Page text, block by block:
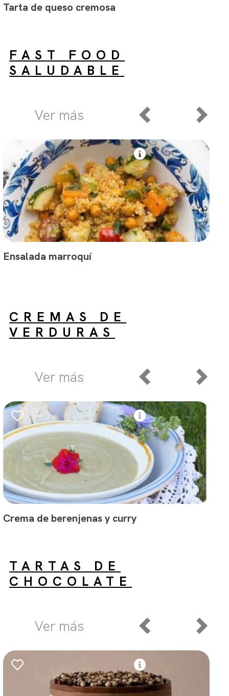
Tarta de queso cremosa
FAST FOOD
SALUDABLE
Ver más
Ensalada marroquí
CREMAS DE
VERDURAS
Ver más
Crema de berenjenas y curry
TARTAS DE
CHOCOLATE
Ver más